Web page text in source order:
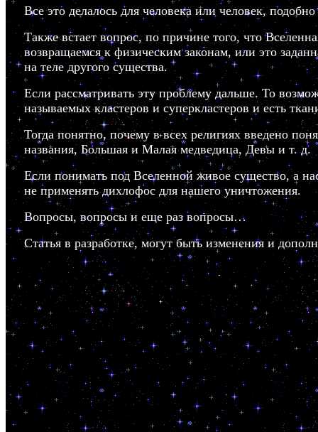
Все это делалось для человека или человек,
Также встает вопрос, по причине того, что
возвращаемся к физическим законам, или это
на теле другого существа.
Если рассматривать эту проблему дальше. То
называемых кластеров и суперкластеров и есть
Тогда понятно, почему в всех религиях введено
названия, Большая и Малая медведица, Девы и т. д.
Если понимать под Вселенной живое существо, а
не применять дихлофос для нашего уничтожения.
Вопросы, вопросы и еще раз вопросы…
Статья в разработке, могут быть изменения и